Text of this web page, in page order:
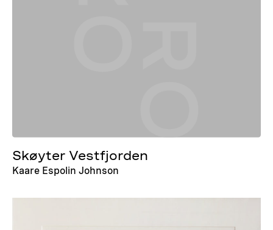
Skøyter Vestfjorden
Kaare Espolin Johnson